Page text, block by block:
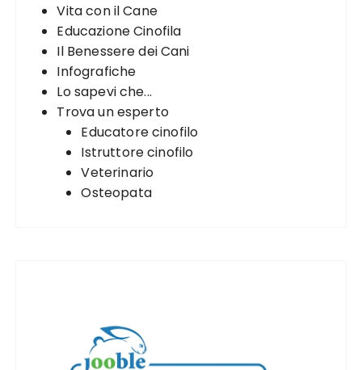
Vita con il Cane
Educazione Cinofila
Il Benessere dei Cani
Infografiche
Lo sapevi che...
Trova un esperto
Educatore cinofilo
Istruttore cinofilo
Veterinario
Osteopata